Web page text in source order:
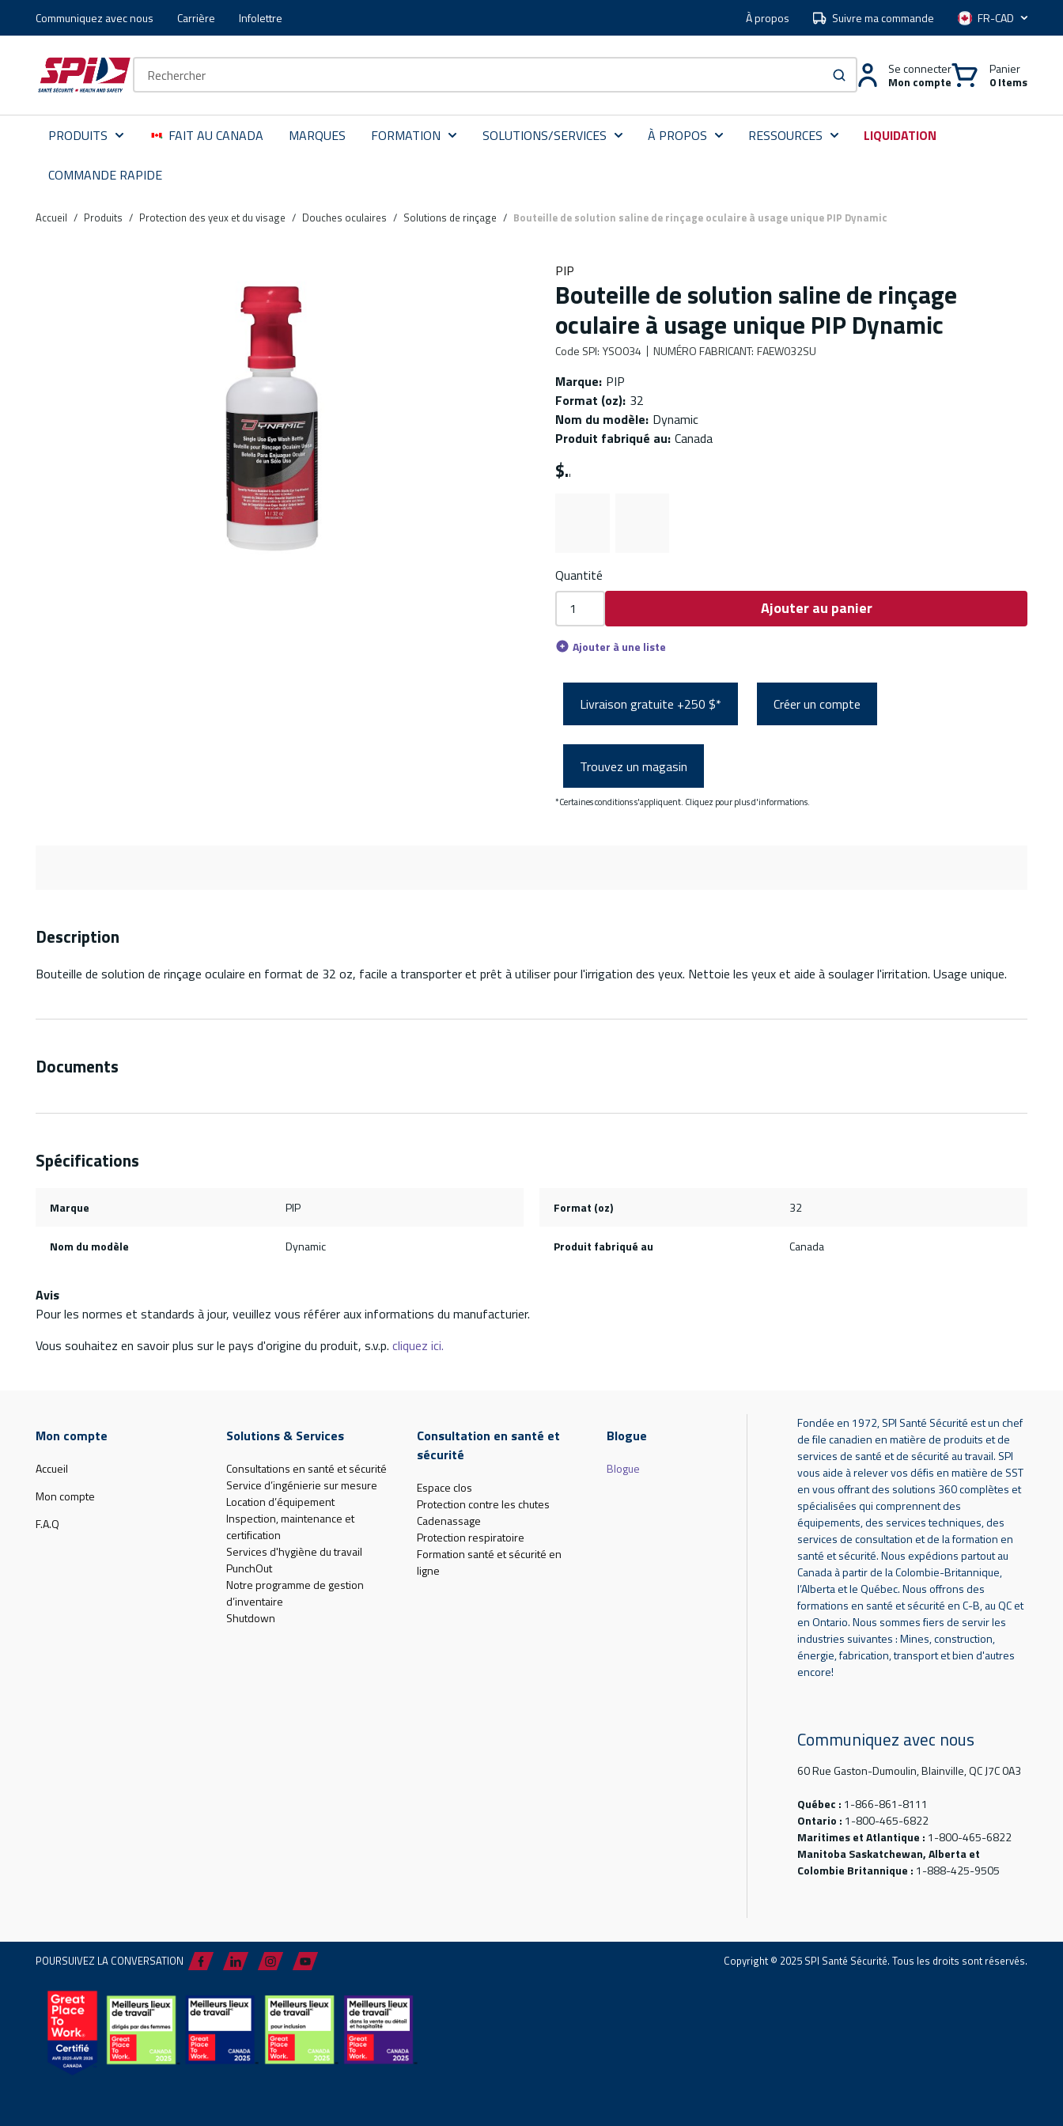
Aller au contenu principal
Skip to menu
Skip to footer
Communiquez avec nous Carrière Infolettre À propos Suivre ma commande Langue
soumettre une recherche
Se connecter
Mon compte
Panier
0 Items
PRODUITS FAIT AU CANADA MARQUES FORMATION SOLUTIONS/SERVICES À PROPOS RESSOURCES LIQUIDATION
COMMANDE RAPIDE
Accueil / Produits / Protection des yeux et du visage / Douches oculaires / Solutions de rinçage / Bouteille de solution saline de rinçage oculaire à usage unique PIP Dynamic
PIP
Bouteille de solution saline de rinçage
oculaire à usage unique PIP Dynamic
Code SPI: YSO034 NUMÉRO FABRICANT: FAEW032SU
Marque: PIP
Format (oz): 32
Nom du modèle: Dynamic
Produit fabriqué au: Canada
$
Quantité
Ajouter au panier
Ajouter à une liste
Livraison gratuite +250 $* Créer un compte
Trouvez un magasin
*Certaines conditions s'appliquent. Cliquez pour plus d'informations.
Description
Bouteille de solution de rinçage oculaire en format de 32 oz, facile a transporter et prêt à utiliser pour l'irrigation des yeux. Nettoie les yeux et aide à soulager l'irritation. Usage unique.
Documents
Spécifications
Marque PIP Format (oz) 32
Nom du modèle Dynamic Produit fabriqué au Canada
Avis
Pour les normes et standards à jour, veuillez vous référer aux informations du manufacturier.
Vous souhaitez en savoir plus sur le pays d'origine du produit, s.v.p. cliquez ici.
Mon compte
Accueil
Mon compte
F.A.Q
Solutions & Services
Consultations en santé et sécurité
Service d’ingénierie sur mesure
Location d’équipement
Inspection, maintenance et
certification
Services d'hygiène du travail
PunchOut
Notre programme de gestion
d’inventaire
Shutdown
Consultation en santé et
sécurité
Espace clos
Protection contre les chutes
Cadenassage
Protection respiratoire
Formation santé et sécurité en
ligne
Blogue
Blogue
Fondée en 1972, SPI Santé Sécurité est un chef
de file canadien en matière de produits et de
services de santé et de sécurité au travail. SPI
vous aide à relever vos défis en matière de SST
en vous offrant des solutions 360 complètes et
spécialisées qui comprennent des
équipements, des services techniques, des
services de consultation et de la formation en
santé et sécurité. Nous expédions partout au
Canada à partir de la Colombie-Britannique,
l’Alberta et le Québec. Nous offrons des
formations en santé et sécurité en C-B, au QC et
en Ontario. Nous sommes fiers de servir les
industries suivantes : Mines, construction,
énergie, fabrication, transport et bien d'autres
encore!
Communiquez avec nous
60 Rue Gaston-Dumoulin, Blainville, QC J7C 0A3
Québec : 1-866-861-8111
Ontario : 1-800-465-6822
Maritimes et Atlantique : 1-800-465-6822
Manitoba Saskatchewan, Alberta et
Colombie Britannique : 1-888-425-9505
POURSUIVEZ LA CONVERSATION Copyright © 2025 SPI Santé Sécurité. Tous les droits sont réservés.